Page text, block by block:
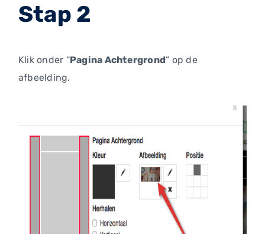
Stap 2
Klik onder “Pagina Achtergrond” op de
afbeelding.